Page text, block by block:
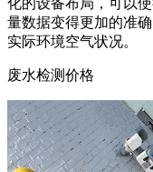
量数据变得更加的准
实际环境空气状况。
废水检测价格